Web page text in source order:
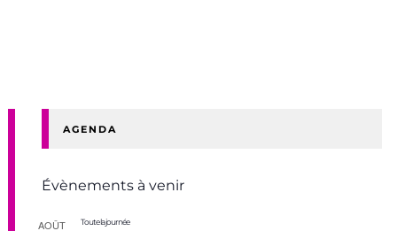
AGENDA
Évènements à venir
AOÛT Toute la journée